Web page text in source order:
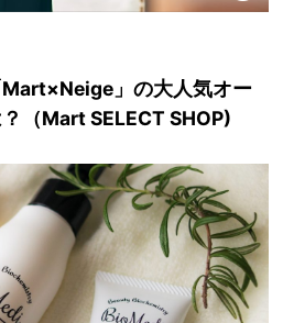
」の大人気オー
（Mart SELECT SHOP)